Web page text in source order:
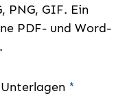
PNG, GIF. Ein
PDF- und Word-
*